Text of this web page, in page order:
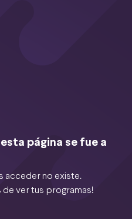
página se fue a
acceder no existe.
de ver tus programas!